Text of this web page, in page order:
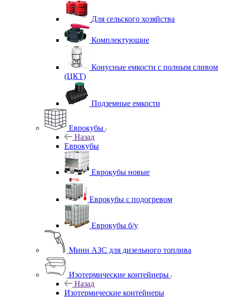
Для сельского хозяйства
Комплектующие
Конусные емкости с полным сливом
(ЦКТ)
Подземные емкости
Еврокубы
Назад
Еврокубы
Еврокубы новые
Еврокубы с подогревом
Еврокубы б/у
Мини АЗС для дизельного топлива
Изотермические контейнеры
Назад
Изотермические контейнеры